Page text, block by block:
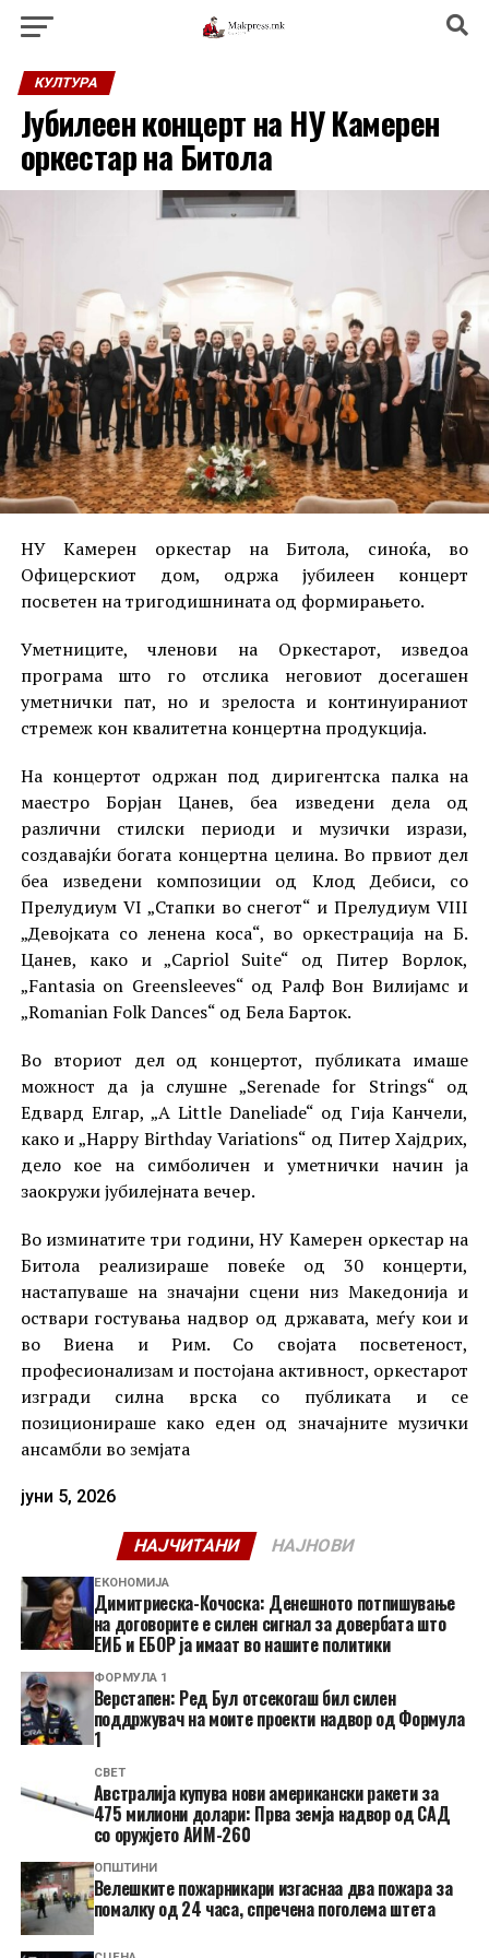
КУЛТУРА
Јубилеен концерт на НУ Камерен
оркестар на Битола
НУ Камерен оркестар на Битола, синоќа, во
Офицерскиот дом, одржа јубилеен концерт
посветен на тригодишнината од формирањето.
Уметниците, членови на Оркестарот, изведоа
програма што го отслика неговиот досегашен
уметнички пат, но и зрелоста и континуираниот
стремеж кон квалитетна концертна продукција.
На концертот одржан под диригентска палка на
маестро Борјан Цанев, беа изведени дела од
различни стилски периоди и музички изрази,
создавајќи богата концертна целина. Во првиот дел
беа изведени композиции од Клод Дебиси, со
Прелудиум VI „Стапки во снегот“ и Прелудиум VIII
„Девојката со ленена коса“, во оркестрација на Б.
Цанев, како и „Capriol Suite“ од Питер Ворлок,
„Fantasia on Greensleeves“ од Ралф Вон Вилијамс и
„Romanian Folk Dances“ од Бела Барток.
Во вториот дел од концертот, публиката имаше
можност да ја слушне „Serenade for Strings“ од
Едвард Елгар, „A Little Daneliade“ од Гија Канчели,
како и „Happy Birthday Variations“ од Питер Хајдрих,
дело кое на симболичен и уметнички начин ја
заокружи јубилејната вечер.
Во изминатите три години, НУ Камерен оркестар на
Битола реализираше повеќе од 30 концерти,
настапуваше на значајни сцени низ Македонија и
оствари гостувања надвор од државата, меѓу кои и
во Виена и Рим. Со својата посветеност,
професионализам и постојана активност, оркестарот
изгради силна врска со публиката и се
позиционираше како еден од значајните музички
ансамбли во земјата
јуни 5, 2026
НАЈЧИТАНИ НАЈНОВИ
ЕКОНОМИЈА
Димитриеска-Кочоска: Денешното потпишување
на договорите е силен сигнал за довербата што
ЕИБ и ЕБОР ја имаат во нашите политики
ФОРМУЛА 1
Верстапен: Ред Бул отсекогаш бил силен
поддржувач на моите проекти надвор од Формула
1
СВЕТ
Австралија купува нови американски ракети за
475 милиони долари: Прва земја надвор од САД
со оружјето АИМ-260
ОПШТИНИ
Велешките пожарникари изгаснаа два пожара за
помалку од 24 часа, спречена поголема штета